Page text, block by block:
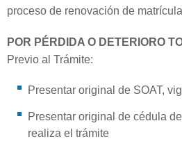
proceso de renovación de
POR PÉRDIDA O DETERIORO
Previo al Trámite:
Presentar original de SOAT,
Presentar original de cédula
realiza el trámite